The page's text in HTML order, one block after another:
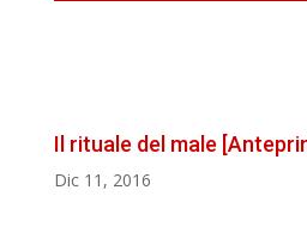
Il rituale del male
Dic 11, 2016